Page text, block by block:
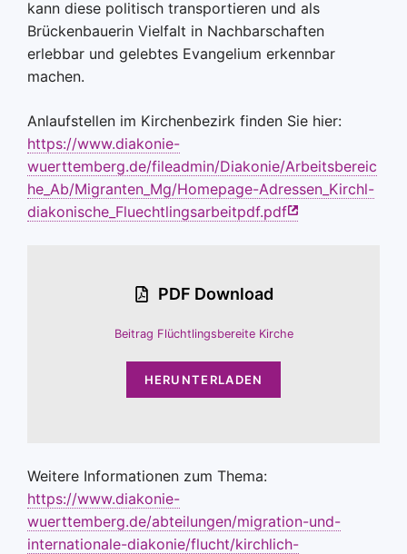
kann diese politisch transportieren und als
Brückenbauerin Vielfalt in Nachbarschaften
erlebbar und gelebtes Evangelium erkennbar
machen.
Anlaufstellen im Kirchenbezirk finden Sie hier:
https://www.diakonie-
wuerttemberg.de/fileadmin/Diakonie/Arbeitsbereic
he_Ab/Migranten_Mg/Homepage-Adressen_Kirchl-
diakonische_Fluechtlingsarbeitpdf.pdf
PDF Download
Beitrag Flüchtlingsbereite Kirche
HERUNTERLADEN
Weitere Informationen zum Thema:
https://www.diakonie-
wuerttemberg.de/abteilungen/migration-und-
internationale-diakonie/flucht/kirchlich-